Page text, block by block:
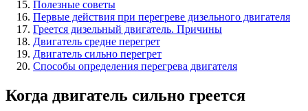
Полезные советы
Первые действия при перегреве дизельного двигателя
Греется дизельный двигатель. Причины
Двигатель средне перегрет
Двигатель сильно перегрет
Способы определения перегрева двигателя
Когда двигатель сильно греется